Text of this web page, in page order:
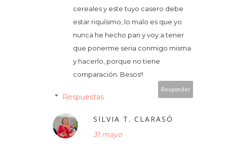
cereales y este tuyo casero debe
estar riquísimo, lo malo es que yo
nunca he hecho pan y voy a tener
que ponerme seria conmigo misma
y hacerlo, porque no tiene
comparación. Besos!!
Responder
Respuestas
SILVIA T. CLARASÓ
31 mayo